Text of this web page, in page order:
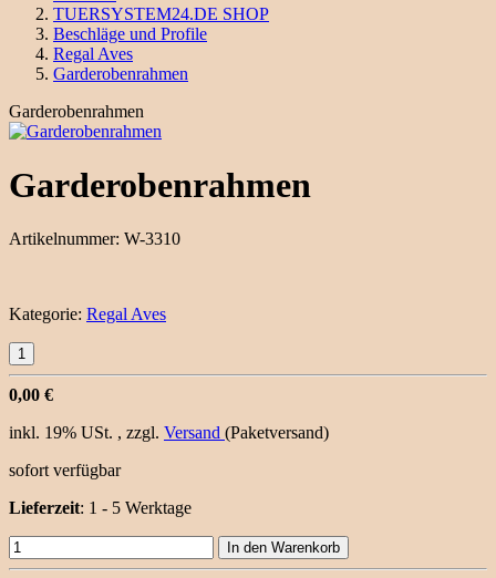
TUERSYSTEM24.DE SHOP
Beschläge und Profile
Regal Aves
Garderobenrahmen
Garderobenrahmen
Garderobenrahmen
Artikelnummer: W-3310
Kategorie: Regal Aves
0,00 €
inkl. 19% USt. , zzgl. Versand (Paketversand)
sofort verfügbar
Lieferzeit: 1 - 5 Werktage
In den Warenkorb